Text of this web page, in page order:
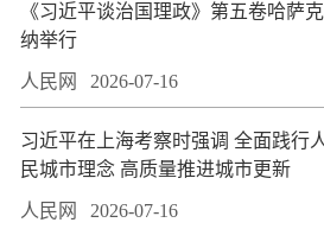
《习近平谈治国理政》第五卷哈萨
纳举行
人民网 2026-07-16
习近平在上海考察时强调 全面践行
民城市理念 高质量推进城市更新
人民网 2026-07-16